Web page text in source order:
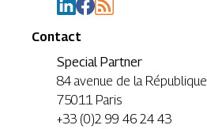
Contact
Special Partner
84 avenue de la République
75011 Paris
+33 (0)2 99 46 24 43